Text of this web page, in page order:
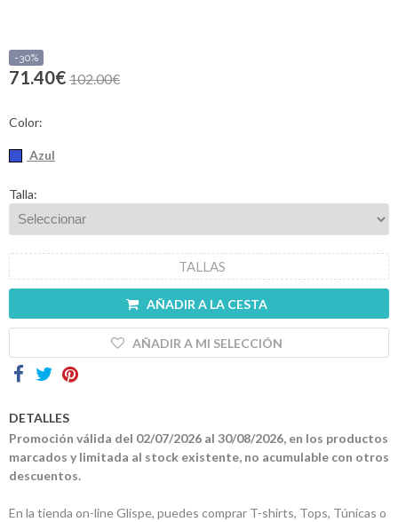
-30%
71.40€ 102.00€
Color:
Azul
Talla:
TALLAS
AÑADIR A LA CESTA
AÑADIR A MI SELECCIÓN
DETALLES
Promoción válida del 02/07/2026 al 30/08/2026, en los productos
marcados y limitada al stock existente, no acumulable con otros
descuentos.
En la tienda on-line Glispe, puedes comprar T-shirts, Tops, Túnicas o